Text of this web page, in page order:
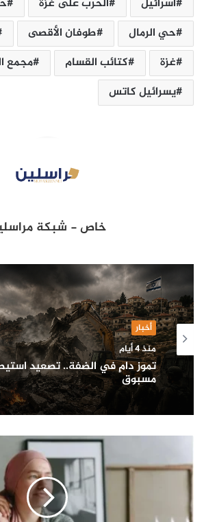
اسرائيل الحرب على غزة
حي الرمال
طوفان الأقصى
غزة
كتائب القسام
مجمع
يسرائيل كاتس
خاص - شبكة
أخبار
منذ 4 أيام
تموز دامٍ في الضفة.. تصعيد
مسبوق